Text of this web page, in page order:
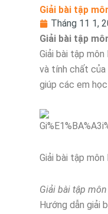
Giải bài tập
Tháng 11 1,
Giải bài tập
Giải bài tập
và tính chất của
giúp các em
Giải bài tập
Giải bài tập
Hướng dẫn giải